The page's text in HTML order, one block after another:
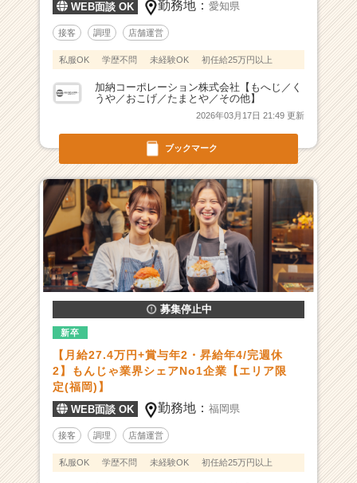
活
サ
イ
ト
チ
ア
ャ
ア
（C
h
e
e
r
C
a
r
e
r）
ブックマーク
WEB面談 OK 勤務地：愛知県
接客 調理 店舗運営
私服OK 学歴不問 未経験OK 初任給25万円以上
加納コーポレーション株式会社【もへじ／く
うや／おこげ／たまとや／その他】
2026年03月17日 21:49 更新
募集停止中
新卒
【月給27.4万円+賞与年2・昇給年4/完週休
2】もんじゃ業界シェアNo1企業【エリア限
定(福岡)】
WEB面談 OK 勤務地：福岡県
接客 調理 店舗運営
私服OK 学歴不問 未経験OK 初任給25万円以上